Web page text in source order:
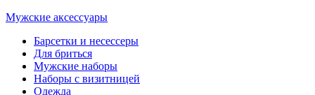
Мужские аксессуары
Барсетки и несессеры
Для бриться
Мужские наборы
Наборы с визитницей
Одежда